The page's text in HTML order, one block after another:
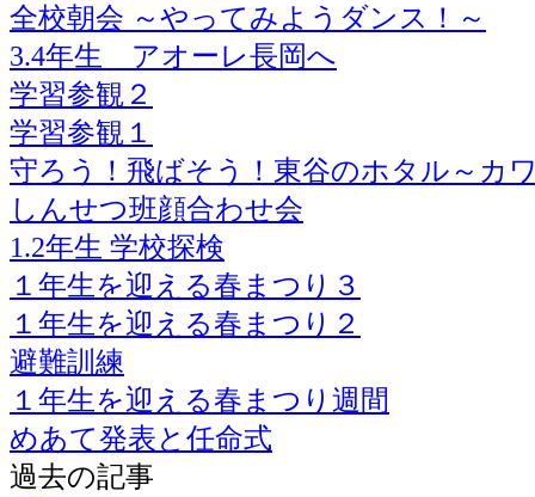
全校朝会 ～やってみようダンス！～
3.4年生 アオーレ長岡へ
学習参観２
学習参観１
守ろう！飛ばそう！東谷のホタル～カ
しんせつ班顔合わせ会
1.2年生 学校探検
１年生を迎える春まつり３
１年生を迎える春まつり２
避難訓練
１年生を迎える春まつり週間
めあて発表と任命式
過去の記事